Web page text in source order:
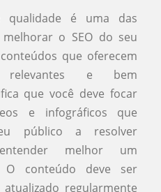
qualidade é uma das
o SEO do seu
que oferecem
relevantes e bem
que você deve focar
e infográficos que
público a resolver
melhor um
O conteúdo deve ser
regularmente